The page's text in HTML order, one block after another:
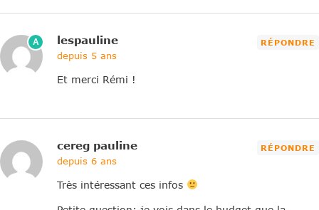
A lespauline
depuis 5 ans
RÉPONDRE
Et merci Rémi !
cereg pauline
depuis 6 ans
RÉPONDRE
Très intéressant ces infos